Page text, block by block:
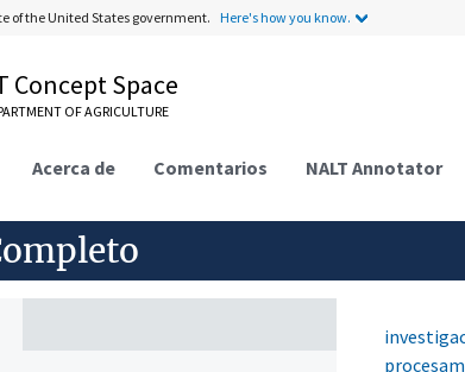
of the United States government. Here's how you know.
Concept Space
OF AGRICULTURE
Acerca de Comentarios NALT Annotator
de la malta
purificación